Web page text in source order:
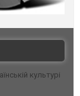
культурі